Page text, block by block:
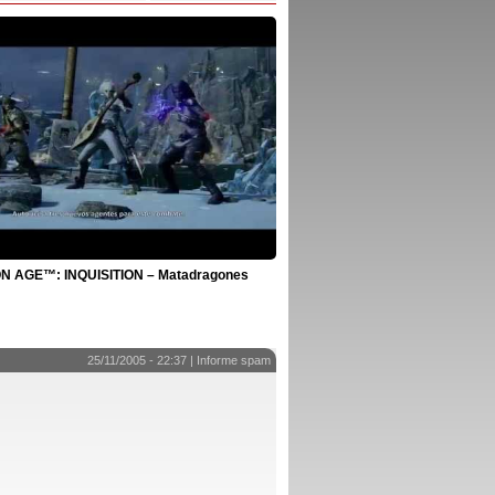
AGE™: INQUISITION – Matadragones
25/11/2005 - 22:37 | Informe spam